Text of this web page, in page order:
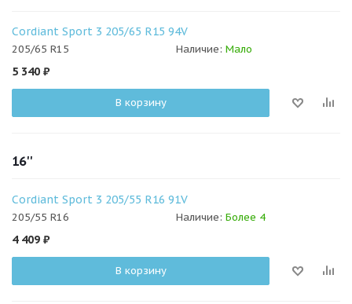
Cordiant Sport 3 205/65 R15 94V
205/65 R15 Наличие: Мало
5 340 ₽
В корзину
16''
Cordiant Sport 3 205/55 R16 91V
205/55 R16 Наличие: Более 4
4 409 ₽
В корзину